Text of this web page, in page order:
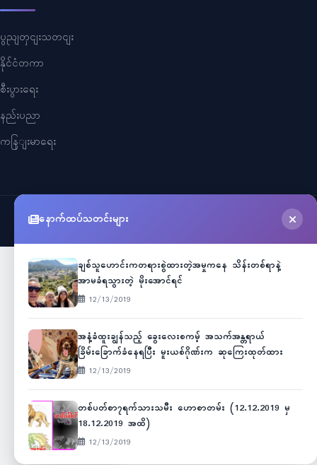
ပွညျတှငျးသတငျး
နိုင်ငံတကာ
စီးပွားရေး
နည်းပညာ
ကနြျးမာရေး
©2026Myanmar Cele News
နောက်ထပ်သတင်းများ
ချစ်သူဟောင်းကတရားစွဲထားတဲ့အမှုကနေ သိန်းတစ်ရာနဲ့
အာမခံရသွားတဲ့ မိုးအောင်ရင်
12/13/2019
အနံ့ခံထူးချွန်သည့် ခွေးလေးစကမ့် အသက်အန္တရာယ်
ခြိမ်းခြောက်ခံနေရပြီး မူးယစ်ဂိုဏ်းက ဆုကြေးထုတ်ထား
12/13/2019
တစ်ပတ်စာ၇ရက်သားသမီး ဟောစာတမ်း (12.12.2019 မှ
18.12.2019 အထိ)
12/13/2019
Unicode ဇော်ဂျီ